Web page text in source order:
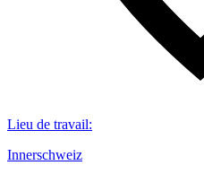
Lieu de travail:
Innerschweiz